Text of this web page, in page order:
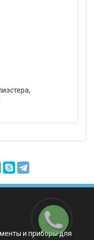
и приборы для
Заказать
звонок